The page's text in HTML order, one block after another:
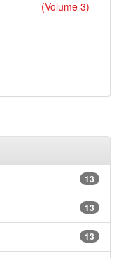
(Volume 3)
13
13
13